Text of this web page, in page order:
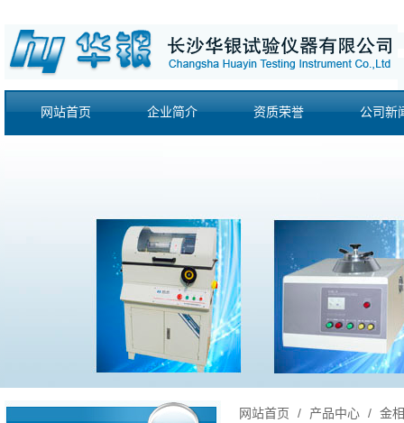
网站首页 企业简介 资质荣誉 公司新
网站首页 / 产品中心 / 金